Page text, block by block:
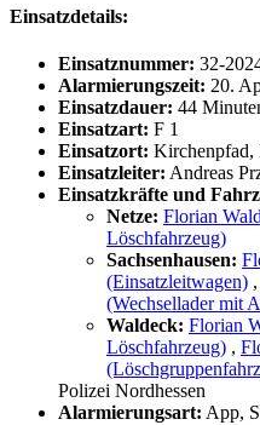
Einsatzdetails:
Einsatznummer: 32-
Alarmierungszeit: 20.
Einsatzdauer: 44
Einsatzart: F 1
Einsatzort: Kirchenpfad,
Einsatzleiter: Andreas
Einsatzkräfte und
Netze: Florian
Löschfahrzeug)
Sachsenhausen:
(Einsatzleitwagen) ,
(Wechsellader mit
Waldeck: Florian
Löschfahrzeug) ,
Polizei Nordhessen
Alarmierungsart: App,